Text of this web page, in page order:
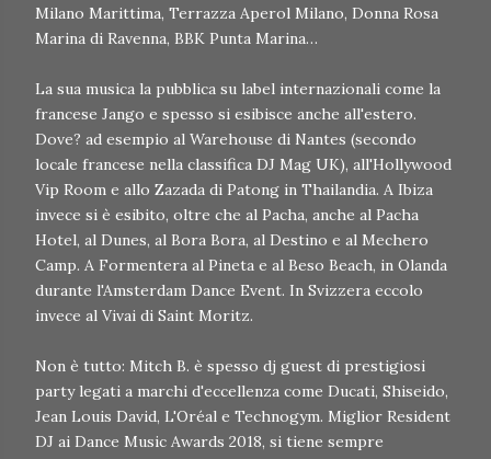
Milano Marittima, Terrazza Aperol Milano, Donna Rosa
Marina di Ravenna, BBK Punta Marina…
La sua musica la pubblica su label internazionali come la
francese Jango e spesso si esibisce anche all'estero.
Dove? ad esempio al Warehouse di Nantes (secondo
locale francese nella classifica DJ Mag UK), all'Hollywood
Vip Room e allo Zazada di Patong in Thailandia. A Ibiza
invece si è esibito, oltre che al Pacha, anche al Pacha
Hotel, al Dunes, al Bora Bora, al Destino e al Mechero
Camp. A Formentera al Pineta e al Beso Beach, in Olanda
durante l'Amsterdam Dance Event. In Svizzera eccolo
invece al Vivai di Saint Moritz.
Non è tutto: Mitch B. è spesso dj guest di prestigiosi
party legati a marchi d'eccellenza come Ducati, Shiseido,
Jean Louis David, L'Oréal e Technogym. Miglior Resident
DJ ai Dance Music Awards 2018, si tiene sempre